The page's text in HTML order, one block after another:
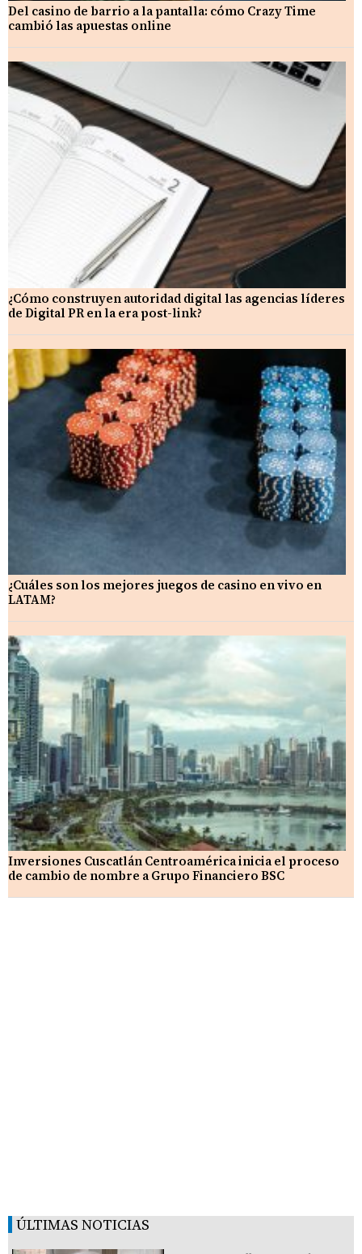
Del casino de barrio a la pantalla: cómo Crazy Time
cambió las apuestas online
¿Cómo construyen autoridad digital las agencias líderes
de Digital PR en la era post-link?
¿Cuáles son los mejores juegos de casino en vivo en
LATAM?
Inversiones Cuscatlán Centroamérica inicia el proceso
de cambio de nombre a Grupo Financiero BSC
ÚLTIMAS NOTICIAS